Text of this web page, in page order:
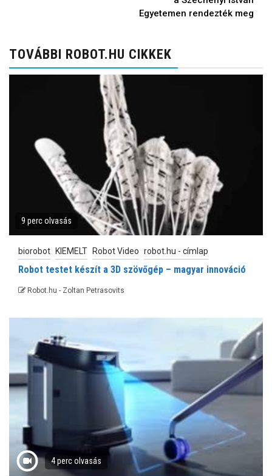
Egyetemen rendezték meg
TOVÁBBI ROBOT.HU CIKKEK
9 perc olvasás
biorobot KIEMELT Robot Video robot.hu - címlap
Robot testet készít a 3D szövőgép – magyar innováció
Robot.hu - Zoltan Petrasovits
4 perc olvasás